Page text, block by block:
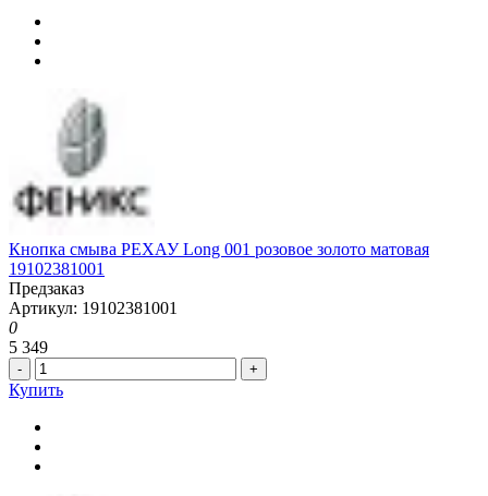
Кнопка смыва РЕХАУ Long 001 розовое золото матовая
19102381001
Предзаказ
Артикул: 19102381001
0
5 349
- +
Купить